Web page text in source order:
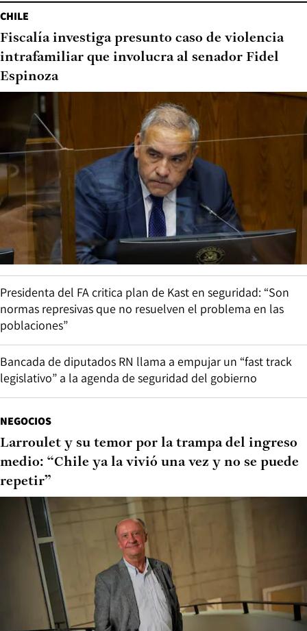
CHILE
Fiscalía investiga presunto caso de violencia
intrafamiliar que involucra al senador Fidel
Espinoza
Presidenta del FA critica plan de Kast en seguridad: “Son
normas represivas que no resuelven el problema en las
poblaciones”
Bancada de diputados RN llama a empujar un “fast track
legislativo” a la agenda de seguridad del gobierno
NEGOCIOS
Larroulet y su temor por la trampa del ingreso
medio: “Chile ya la vivió una vez y no se puede
repetir”